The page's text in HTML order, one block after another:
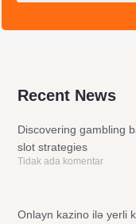
Recent News
Discovering gambling
slot strategies
Tidak ada komentar
Onlayn kazino ilə yerli